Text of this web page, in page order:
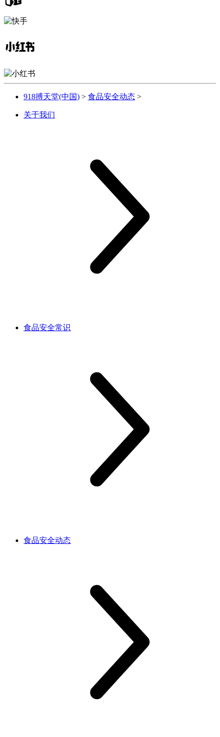
918搏天堂(中国) > 食品安全动态 >
关于我们
食品安全常识
食品安全动态